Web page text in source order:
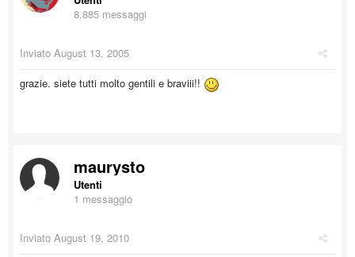
8,885 messaggi
Inviato August 13, 2005
grazie. siete tutti molto gentili e braviii!!
maurysto
Utenti
1 messaggio
Inviato August 19, 2010